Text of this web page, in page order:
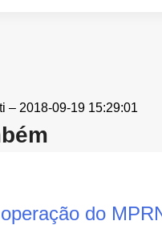
– 2018-09-19 15:29:01
do